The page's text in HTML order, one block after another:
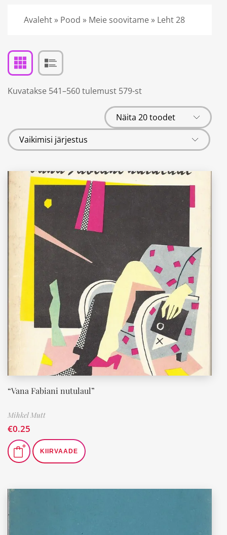
Avaleht » Pood » Meie soovitame » Leht 28
Kuvatakse 541–560 tulemust 579-st
“Vana Fabiani nutulaul”
Mihkel Mutt
€0.25
KIIRVAADE